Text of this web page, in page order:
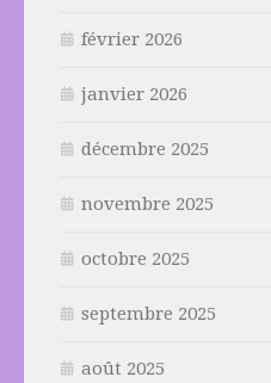
février 2026
janvier 2026
décembre 2025
novembre 2025
octobre 2025
septembre 2025
août 2025